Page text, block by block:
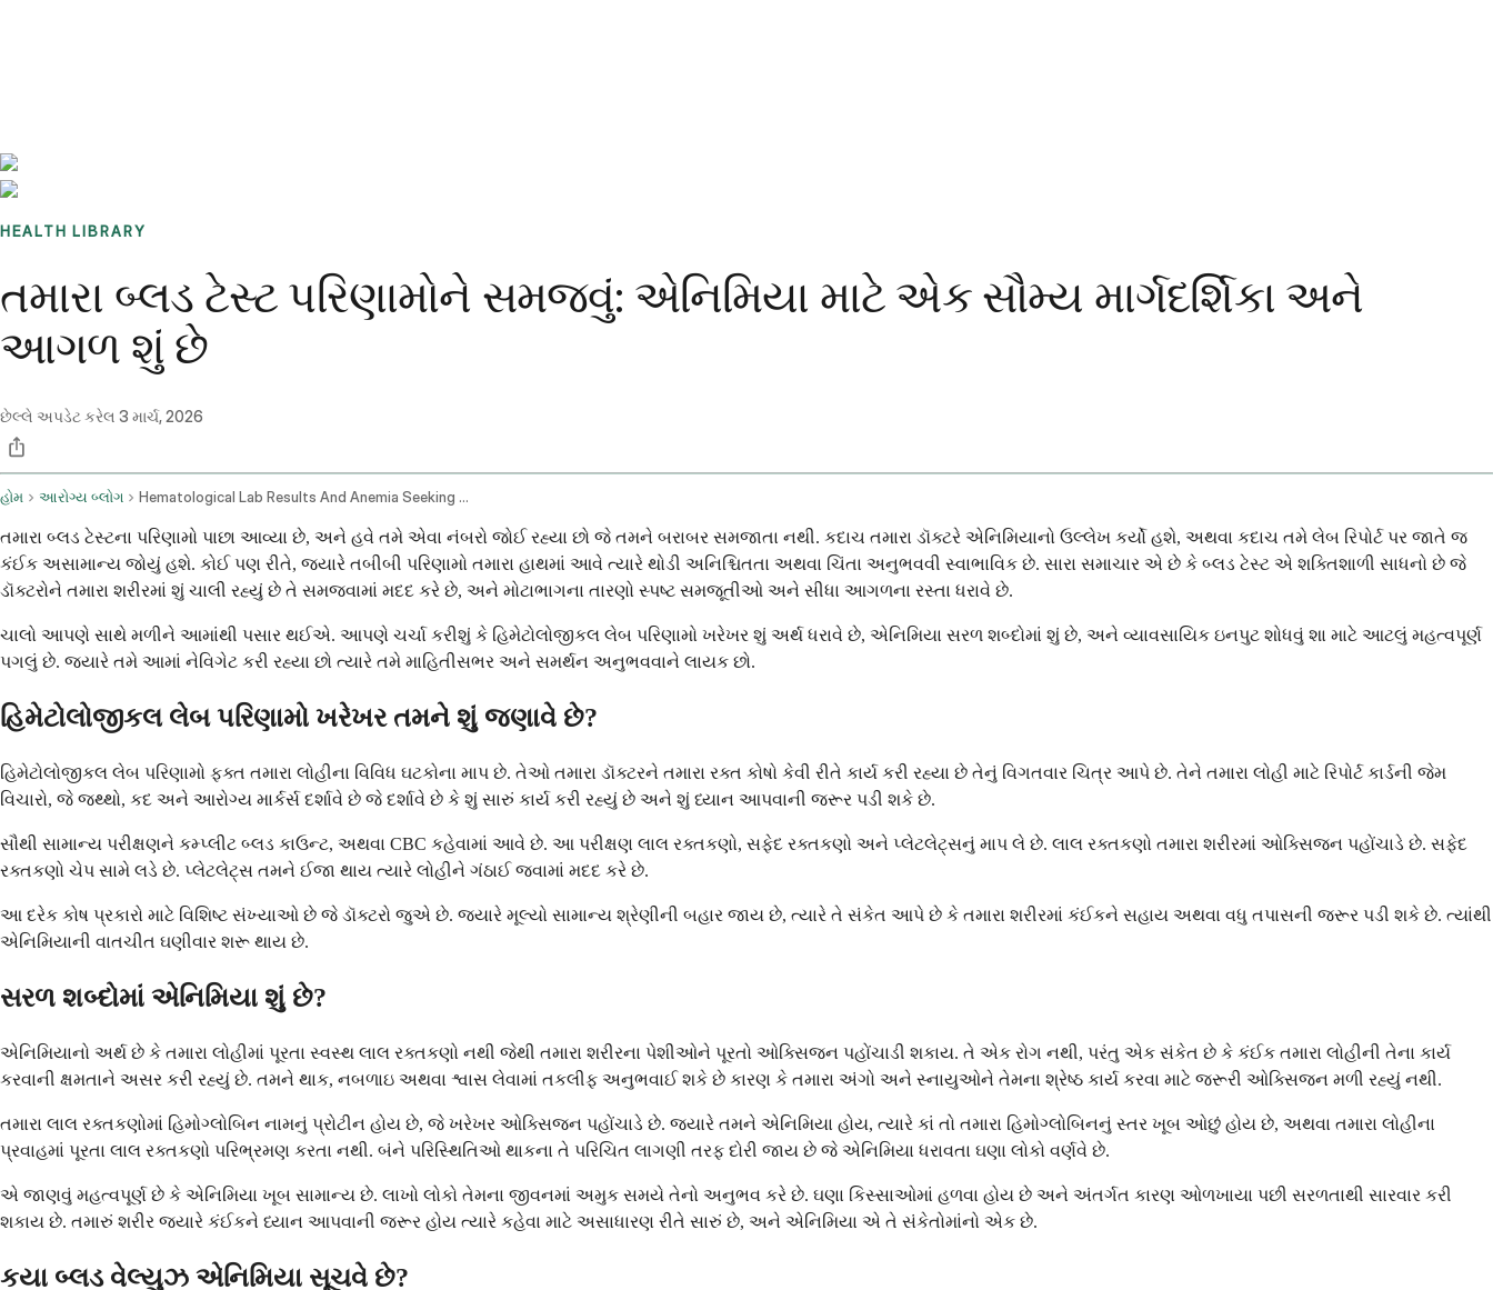
HEALTH LIBRARY
તમારા બ્લડ ટેસ્ટ પરિણામોને સમજવું: એનિમિયા માટે એક સૌમ્ય માર્ગદર્શિકા અને
આગળ શું છે
છેલ્લે અપડેટ કરેલ 3 માર્ચ, 2026
હોમ આરોગ્ય બ્લોગ Hematological Lab Results And Anemia Seeking Professional Input
તમારા બ્લડ ટેસ્ટના પરિણામો પાછા આવ્યા છે, અને હવે તમે એવા નંબરો જોઈ રહ્યા છો જે તમને બરાબર સમજાતા નથી. કદાચ તમારા ડૉક્ટરે એનિમિયાનો ઉલ્લેખ કર્યો હશે, અથવા કદાચ તમે લેબ રિપોર્ટ પર જાતે જ
કંઈક અસામાન્ય જોયું હશે. કોઈ પણ રીતે, જ્યારે તબીબી પરિણામો તમારા હાથમાં આવે ત્યારે થોડી અનિશ્ચિતતા અથવા ચિંતા અનુભવવી સ્વાભાવિક છે. સારા સમાચાર એ છે કે બ્લડ ટેસ્ટ એ શક્તિશાળી સાધનો છે જે
ડૉક્ટરોને તમારા શરીરમાં શું ચાલી રહ્યું છે તે સમજવામાં મદદ કરે છે, અને મોટાભાગના તારણો સ્પષ્ટ સમજૂતીઓ અને સીધા આગળના રસ્તા ધરાવે છે.
ચાલો આપણે સાથે મળીને આમાંથી પસાર થઈએ. આપણે ચર્ચા કરીશું કે હિમેટોલોજીકલ લેબ પરિણામો ખરેખર શું અર્થ ધરાવે છે, એનિમિયા સરળ શબ્દોમાં શું છે, અને વ્યાવસાયિક ઇનપુટ શોધવું શા માટે આટલું મહત્વપૂર્ણ
પગલું છે. જ્યારે તમે આમાં નેવિગેટ કરી રહ્યા છો ત્યારે તમે માહિતીસભર અને સમર્થન અનુભવવાને લાયક છો.
હિમેટોલોજીકલ લેબ પરિણામો ખરેખર તમને શું જણાવે છે?
હિમેટોલોજીકલ લેબ પરિણામો ફક્ત તમારા લોહીના વિવિધ ઘટકોના માપ છે. તેઓ તમારા ડૉક્ટરને તમારા રક્ત કોષો કેવી રીતે કાર્ય કરી રહ્યા છે તેનું વિગતવાર ચિત્ર આપે છે. તેને તમારા લોહી માટે રિપોર્ટ કાર્ડની જેમ
વિચારો, જે જથ્થો, કદ અને આરોગ્ય માર્કર્સ દર્શાવે છે જે દર્શાવે છે કે શું સારું કાર્ય કરી રહ્યું છે અને શું ધ્યાન આપવાની જરૂર પડી શકે છે.
સૌથી સામાન્ય પરીક્ષણને કમ્પ્લીટ બ્લડ કાઉન્ટ, અથવા CBC કહેવામાં આવે છે. આ પરીક્ષણ લાલ રક્તકણો, સફેદ રક્તકણો અને પ્લેટલેટ્સનું માપ લે છે. લાલ રક્તકણો તમારા શરીરમાં ઓક્સિજન પહોંચાડે છે. સફેદ
રક્તકણો ચેપ સામે લડે છે. પ્લેટલેટ્સ તમને ઈજા થાય ત્યારે લોહીને ગંઠાઈ જવામાં મદદ કરે છે.
આ દરેક કોષ પ્રકારો માટે વિશિષ્ટ સંખ્યાઓ છે જે ડૉક્ટરો જુએ છે. જ્યારે મૂલ્યો સામાન્ય શ્રેણીની બહાર જાય છે, ત્યારે તે સંકેત આપે છે કે તમારા શરીરમાં કંઈકને સહાય અથવા વધુ તપાસની જરૂર પડી શકે છે. ત્યાંથી
એનિમિયાની વાતચીત ઘણીવાર શરૂ થાય છે.
સરળ શબ્દોમાં એનિમિયા શું છે?
એનિમિયાનો અર્થ છે કે તમારા લોહીમાં પૂરતા સ્વસ્થ લાલ રક્તકણો નથી જેથી તમારા શરીરના પેશીઓને પૂરતો ઓક્સિજન પહોંચાડી શકાય. તે એક રોગ નથી, પરંતુ એક સંકેત છે કે કંઈક તમારા લોહીની તેના કાર્ય
કરવાની ક્ષમતાને અસર કરી રહ્યું છે. તમને થાક, નબળાઇ અથવા શ્વાસ લેવામાં તકલીફ અનુભવાઈ શકે છે કારણ કે તમારા અંગો અને સ્નાયુઓને તેમના શ્રેષ્ઠ કાર્ય કરવા માટે જરૂરી ઓક્સિજન મળી રહ્યું નથી.
તમારા લાલ રક્તકણોમાં હિમોગ્લોબિન નામનું પ્રોટીન હોય છે, જે ખરેખર ઓક્સિજન પહોંચાડે છે. જ્યારે તમને એનિમિયા હોય, ત્યારે કાં તો તમારા હિમોગ્લોબિનનું સ્તર ખૂબ ઓછું હોય છે, અથવા તમારા લોહીના
પ્રવાહમાં પૂરતા લાલ રક્તકણો પરિભ્રમણ કરતા નથી. બંને પરિસ્થિતિઓ થાકના તે પરિચિત લાગણી તરફ દોરી જાય છે જે એનિમિયા ધરાવતા ઘણા લોકો વર્ણવે છે.
એ જાણવું મહત્વપૂર્ણ છે કે એનિમિયા ખૂબ સામાન્ય છે. લાખો લોકો તેમના જીવનમાં અમુક સમયે તેનો અનુભવ કરે છે. ઘણા કિસ્સાઓમાં હળવા હોય છે અને અંતર્ગત કારણ ઓળખાયા પછી સરળતાથી સારવાર કરી
શકાય છે. તમારું શરીર જ્યારે કંઈકને ધ્યાન આપવાની જરૂર હોય ત્યારે કહેવા માટે અસાધારણ રીતે સારું છે, અને એનિમિયા એ તે સંકેતોમાંનો એક છે.
કયા બ્લડ વેલ્યુઝ એનિમિયા સૂચવે છે?